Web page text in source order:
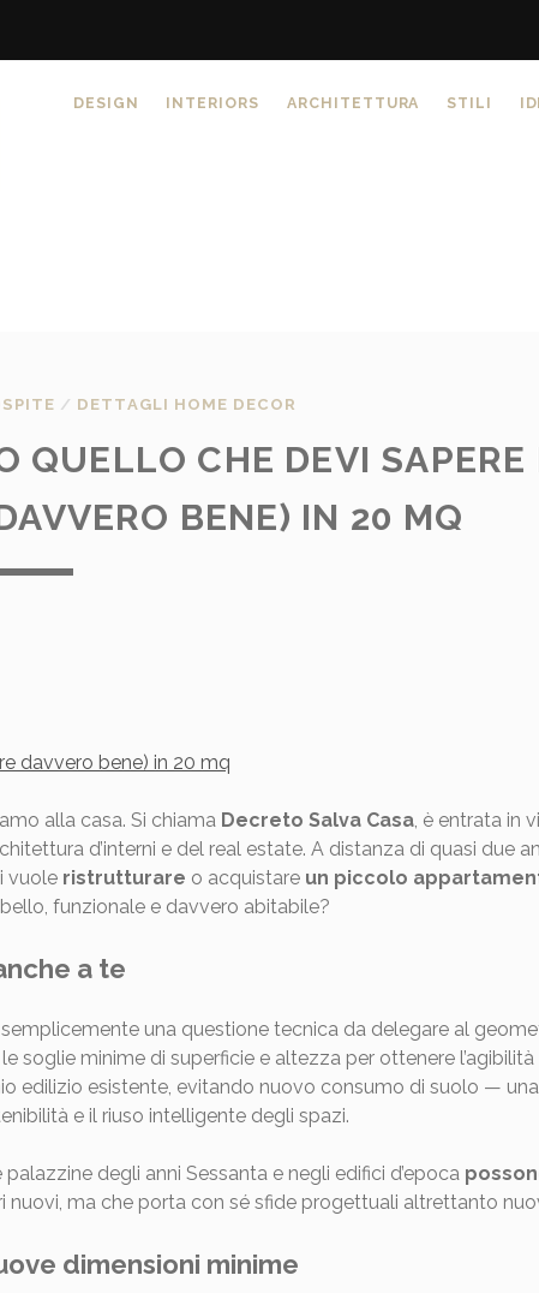
DESIGN INTERIORS ARCHITETTURA STILI
/ DETTAGLI HOME DECOR
QUELLO CHE DEVI SAPERE
BENE) IN 20 MQ
davvero bene) in 20 mq
alla casa. Si chiama Decreto Salva Casa, è entrata in
d’interni e del real estate. A distanza di quasi due
vuole ristrutturare o acquistareun piccolo
funzionale e davvero abitabile?
a te
una questione tecnica da delegare al
soglie minime di superficie e altezza per ottenere l’agibilità
edilizio esistente, evitando nuovo consumo di suolo —
e il riuso intelligente degli spazi.
degli anni Sessanta e negli edifici d’epoca
nuovi, ma che porta con sé sfide progettuali altrettanto
dimensioni minime